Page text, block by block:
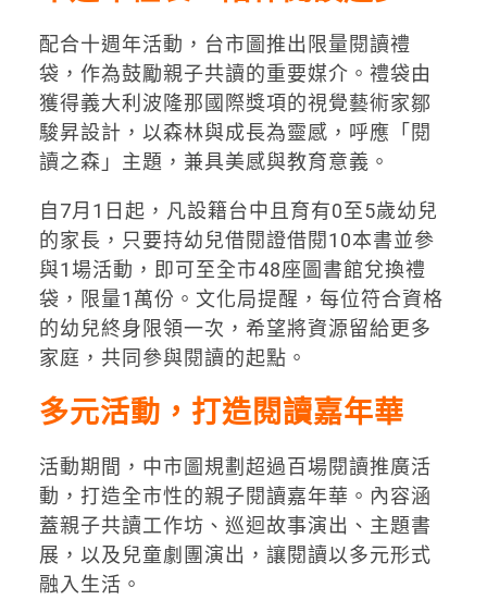
配合十週年活動，台市圖推出限量閱讀禮
袋，作為鼓勵親子共讀的重要媒介。禮袋由
獲得義大利波隆那國際獎項的視覺藝術家鄒
駿昇設計，以森林與成長為靈感，呼應「閱
讀之森」主題，兼具美感與教育意義。
自7月1日起，凡設籍台中且育有0至5歲幼兒
的家長，只要持幼兒借閱證借閱10本書並參
與1場活動，即可至全市48座圖書館兌換禮
袋，限量1萬份。文化局提醒，每位符合資格
的幼兒終身限領一次，希望將資源留給更多
家庭，共同參與閱讀的起點。
多元活動，打造閱讀嘉年華
活動期間，中市圖規劃超過百場閱讀推廣活
動，打造全市性的親子閱讀嘉年華。內容涵
蓋親子共讀工作坊、巡迴故事演出、主題書
展，以及兒童劇團演出，讓閱讀以多元形式
融入生活。